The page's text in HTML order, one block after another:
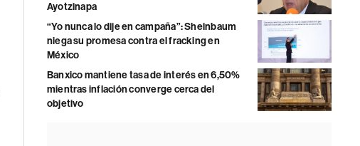
Ayotzinapa
“Yo nunca lo dije en campaña”: Sheinbaum
niega su promesa contra el fracking en
México
Banxico mantiene tasa de interés en 6,50%
mientras inflación converge cerca del
objetivo